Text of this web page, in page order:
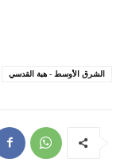
الشرق الأوسط - هبة القدسي